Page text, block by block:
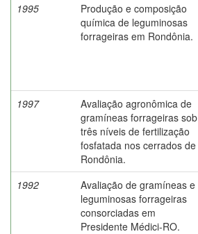
1995
Produção e composição
química de leguminosas
forrageiras em Rondônia.
1997
Avaliação agronômica de
gramíneas forrageiras sob
três níveis de fertilização
fosfatada nos cerrados de
Rondônia.
1992
Avaliação de gramíneas e
leguminosas forrageiras
consorciadas em
Presidente Médici-RO.